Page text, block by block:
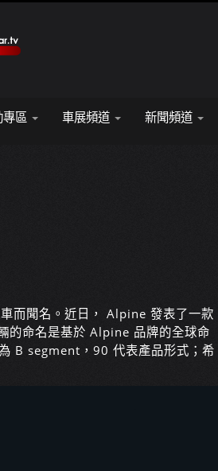
專區 車展頻道 新聞頻道
而聞名。近日， Alpine 發表了一款
的命名是基於 Alpine 品牌的全球命
B segment，90 代表產品形式；希